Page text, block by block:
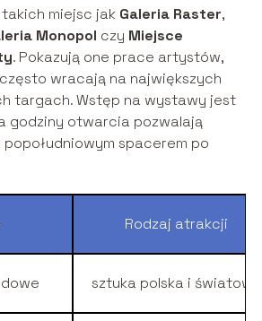
miejsc jak Galeria Raster,
Monopol czy Miejsce
. Pokazują one prace artystów,
wracają na największych
targach. Wstęp na wystawy jest
godziny otwarcia pozwalają
spacerem po
Rodzaj atrakcji
sztuka polska i światowa